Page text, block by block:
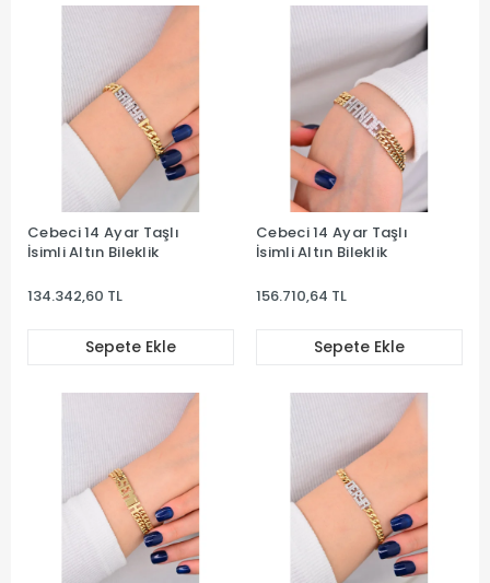
Cebeci 14 Ayar Taşlı
İsimli Altın Bileklik
134.342,60 TL
Sepete Ekle
Cebeci 14 Ayar Taşlı
İsimli Altın Bileklik
156.710,64 TL
Sepete Ekle